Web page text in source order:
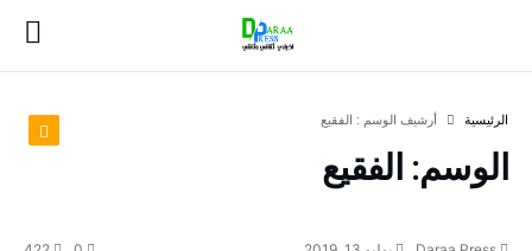
‫الرئيسية‬ ‫أرشيف الوسم :‬ الفقيع
الوسم: الفقيع